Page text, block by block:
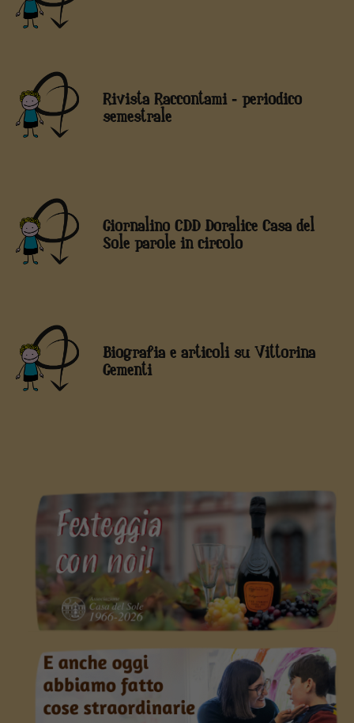
Rivista Raccontami - periodico
semestrale
Giornalino CDD Doralice Casa del
Sole parole in circolo
Biografia e articoli su Vittorina
Gementi